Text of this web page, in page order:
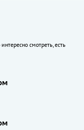
смотреть, есть